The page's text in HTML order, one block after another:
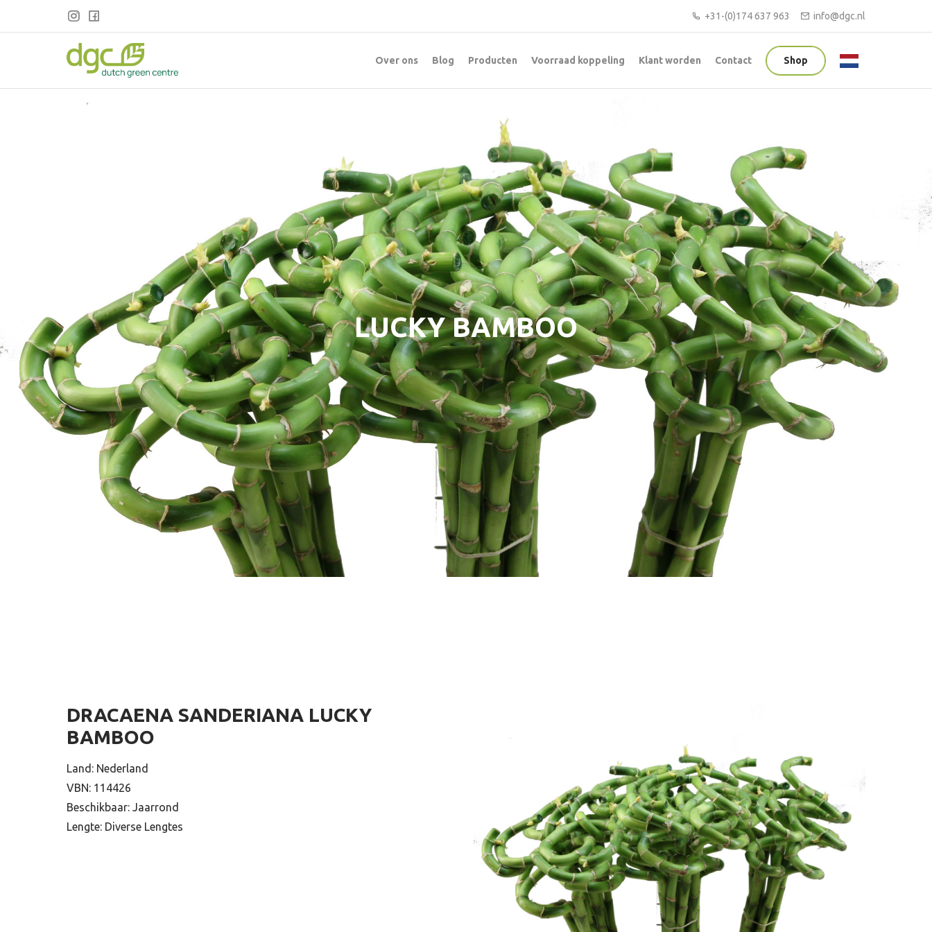
+31-(0)174 637 963 info@dgc.nl
Over ons Blog Producten Voorraad koppeling Klant worden Contact Shop
LUCKY BAMBOO
DRACAENA SANDERIANA LUCKY
BAMBOO
Land: Nederland
VBN: 114426
Beschikbaar: Jaarrond
Lengte: Diverse Lengtes